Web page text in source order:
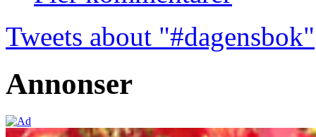
Tweets about "#dagensbok"
Annonser